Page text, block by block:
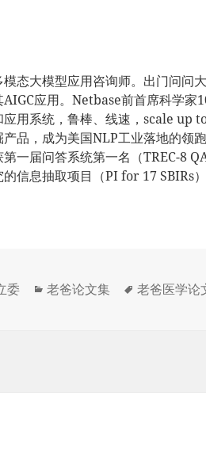
态大模型应用咨询师。出门问问
应用。Netbase前首席科学家
用系统，鲁棒、线速，scale up
产品，成为美国NLP工业落地的领
第一届问答系统第一名（TREC-8
的信息抽取项目（PI for 17 SBIRs
委
分
老爸论文集
标
老爸医学论